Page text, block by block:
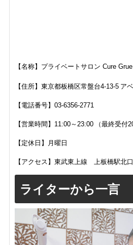
【名称】 プライベートサロン Cure Grue
【住所】 東京都板橋区常盤台4-13-5ア
【電話番号】 03-6356-2771
【営業時間】 11:00～23:00 （最終受付
【定休日】月曜日
【アクセス】東武東上線 上板橋駅北
ライターから一言